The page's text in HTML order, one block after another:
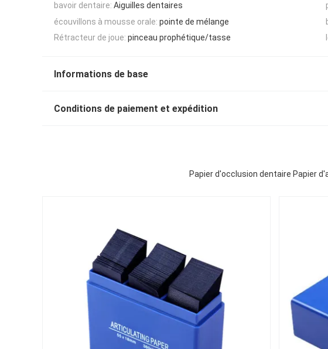
bavoir dentaire: Aiguilles dentaires
écouvillons à mousse orale: pointe de mélange
Rétracteur de joue: pinceau prophétique/tasse
Informations de base
Conditions de paiement et expédition
Papier d'occlusion dentaire Papier